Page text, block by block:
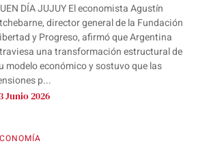
DÍA JUJUY El economista Agustín
director general de la Fundación
y Progreso, afirmó que Argentina
una transformación estructural de
modelo económico y sostuvo que las
p...
Junio 2026